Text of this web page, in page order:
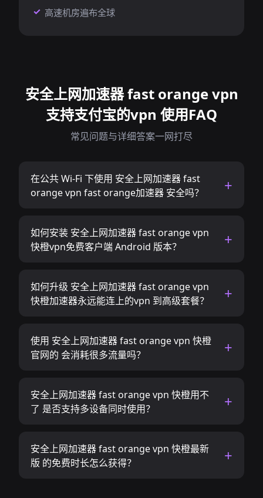
高速机房遍布全球
安全上网加速器 fast orange vpn
支持支付宝的vpn 使用FAQ
常见问题与详细答案一网打尽
在公共 Wi-Fi 下使用 安全上网加速器 fast
orange vpn fast orange加速器 安全吗？
如何安装 安全上网加速器 fast orange vpn
快橙vpn免费客户端 Android 版本？
如何升级 安全上网加速器 fast orange vpn
快橙加速器永远能连上的vpn 到高级套餐？
使用 安全上网加速器 fast orange vpn 快橙
官网的 会消耗很多流量吗？
安全上网加速器 fast orange vpn 快橙用不
了 是否支持多设备同时使用？
安全上网加速器 fast orange vpn 快橙最新
版 的免费时长怎么获得？